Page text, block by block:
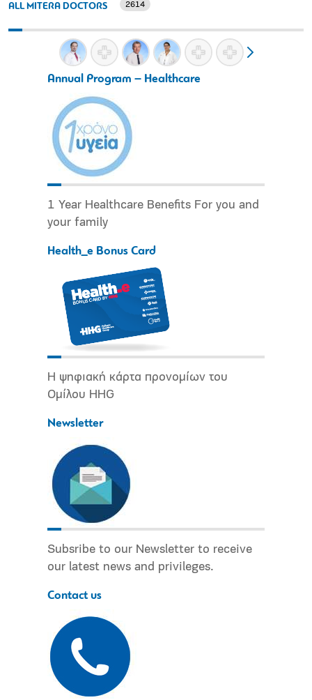
ALL MITERA DOCTORS 2614
Annual Program – Healthcare
1 Year Healthcare Benefits For you and
your family
Health_e Bonus Card
Η ψηφιακή κάρτα προνομίων του
Ομίλου HHG
Newsletter
Subsribe to our Newsletter to receive
our latest news and privileges.
Contact us